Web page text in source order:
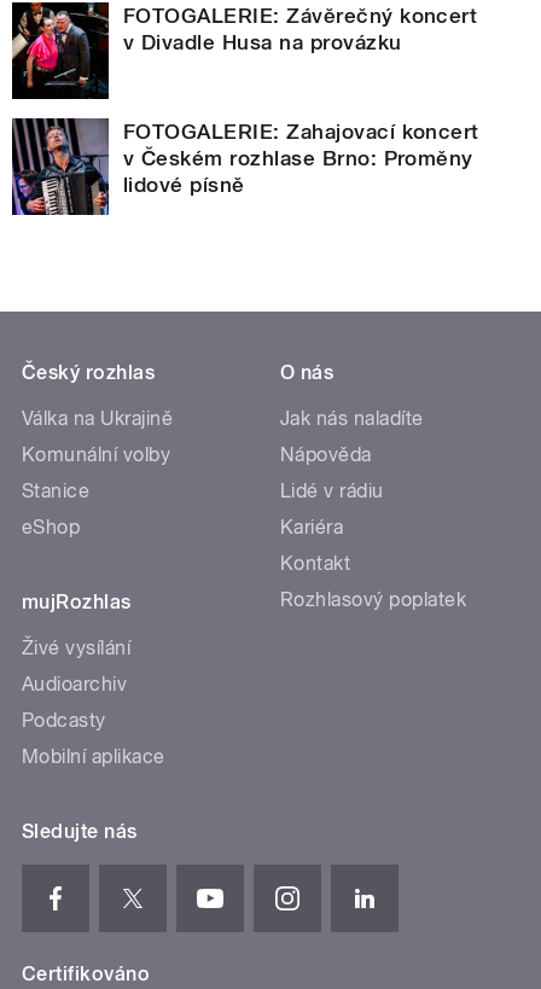
FOTOGALERIE: Závěrečný koncert
v Divadle Husa na provázku
FOTOGALERIE: Zahajovací koncert
v Českém rozhlase Brno: Proměny
lidové písně
Český rozhlas
Válka na Ukrajině
Komunální volby
Stanice
eShop
mujRozhlas
Živé vysílání
Audioarchiv
Podcasty
Mobilní aplikace
O nás
Jak nás naladíte
Nápověda
Lidé v rádiu
Kariéra
Kontakt
Rozhlasový poplatek
Sledujte nás
Certifikováno